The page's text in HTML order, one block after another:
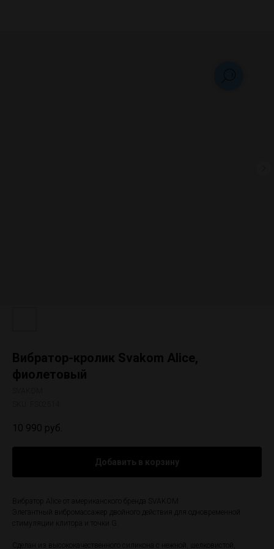
Вибратор-кролик Svakom Alice,
фиолетовый
10 990 руб.
Добавить в корзину
Вибратор Alice от американского бренда SVAKOM
Элегантный вибромассажер двойного действия для одновременной
стимуляции клитора и точки G.
Сделан из высококачественного силикона с нежной, шелковистой,